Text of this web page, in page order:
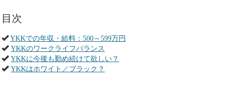
目次
YKKでの年収・給料：500～599万円
YKKのワークライフバランス
YKKに今後も勤め続けて欲しい？
YKKはホワイト／ブラック？